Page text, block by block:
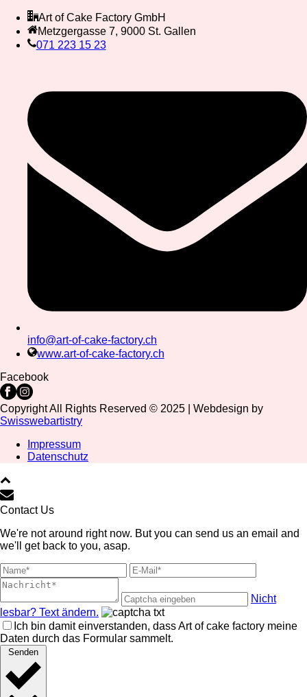
Art of Cake Factory GmbH
Metzgergasse 7, 9000 St. Gallen
071 223 15 23
info@art-of-cake-factory.ch
www.art-of-cake-factory.ch
Facebook
Copyright All Rights Reserved © 2025 | Webdesign by
Swisswebartistry
Impressum
Datenschutz
Contact Us
We're not around right now. But you can send us an email and
we'll get back to you, asap.
Nicht
lesbar? Text ändern.
Ich bin damit einverstanden, dass Art of cake factory meine
Daten durch das Formular sammelt.
Senden